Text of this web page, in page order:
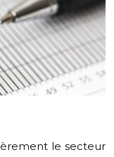
le secteur